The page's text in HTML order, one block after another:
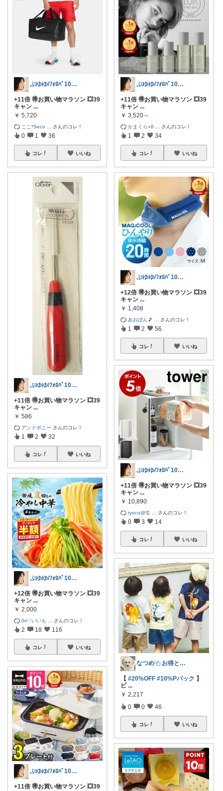
ぷゆゆ/ﾌｫﾛﾊﾞ100 ♡から経由購入
+11倍 🉐お買い物マラソン 💥39
キャン ...
￥ 5,720
ここ*Seco さんのコレ！
0 1 36
コレ いいね
ぷゆゆ/ﾌｫﾛﾊﾞ100 ♡から経由購入
+11倍 🉐お買い物マラソン 💥39
キャン ...
￥ 586
アンドボニー さんのコレ！
1 2 32
コレ いいね
ぷゆゆ/ﾌｫﾛﾊﾞ100 ♡から経由購入
+12倍 🉐お買い物マラソン 💥39
キャン ...
￥ 2,000
0ri♡いいも さんのコレ！
2 18 116
コレ いいね
ぷゆゆ/ﾌｫﾛﾊﾞ100 ♡から経由購入
+11倍 🉐お買い物マラソン 💥39
ぷゆゆ/ﾌｫﾛﾊﾞ100 ♡から経由購入
+11倍 🉐お買い物マラソン 💥39
キャン ...
￥ 3,520～
かまくら⭐︎8 さんのコレ！
1 2 34
コレ いいね
ぷゆゆ/ﾌｫﾛﾊﾞ100 ♡から経由購入
+12倍 🉐お買い物マラソン 💥39
キャン ...
￥ 1,408
あおぽん🎵 さんのコレ！
1 2 56
コレ いいね
ぷゆゆ/ﾌｫﾛﾊﾞ100 ♡から経由購入
+11倍 🉐お買い物マラソン 💥39
キャン ...
￥ 10,890
ryoco@生 さんのコレ！
0 3 14
コレ いいね
なつめ⿻ お得と洗練アイテム探し🐾
【 #20%OFF #10%Pバック 】
ビ ...
￥ 2,217
0 0 46
コレ いいね